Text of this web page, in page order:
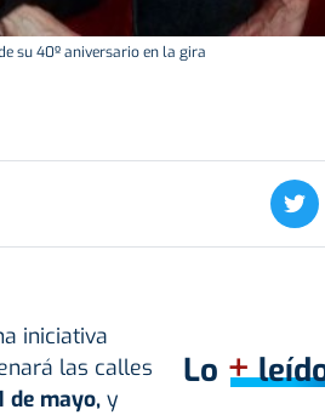
su 40º aniversario en la gira
iniciativa
las calles
de mayo,y
Lo +